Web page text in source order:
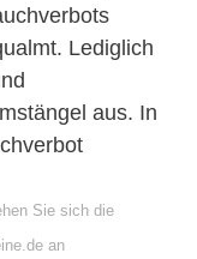
Lediglich
aus. In
Sie sich die
an